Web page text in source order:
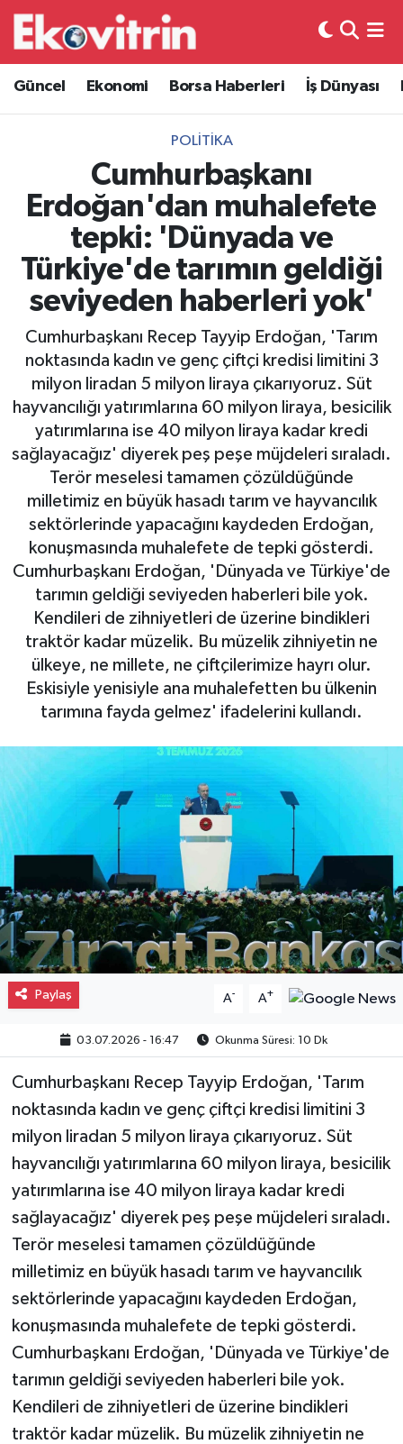
Güncel Ekonomi Borsa Haberleri İş Dünyası
POLITIKA
Cumhurbaşkanı
Erdoğan'dan muhalefete
tepki: 'Dünyada ve
Türkiye'de tarımın geldiği
seviyeden haberleri yok'
Cumhurbaşkanı Recep Tayyip Erdoğan, 'Tarım
noktasında kadın ve genç çiftçi kredisi limitini 3
milyon liradan 5 milyon liraya çıkarıyoruz. Süt
hayvancılığı yatırımlarına 60 milyon liraya, besicilik
yatırımlarına ise 40 milyon liraya kadar kredi
sağlayacağız' diyerek peş peşe müjdeleri sıraladı.
Terör meselesi tamamen çözüldüğünde
milletimiz en büyük hasadı tarım ve hayvancılık
sektörlerinde yapacağını kaydeden Erdoğan,
konuşmasında muhalefete de tepki gösterdi.
Cumhurbaşkanı Erdoğan, 'Dünyada ve Türkiye'de
tarımın geldiği seviyeden haberleri bile yok.
Kendileri de zihniyetleri de üzerine bindikleri
traktör kadar müzelik. Bu müzelik zihniyetin ne
ülkeye, ne millete, ne çiftçilerimize hayrı olur.
Eskisiyle yenisiyle ana muhalefetten bu ülkenin
tarımına fayda gelmez' ifadelerini kullandı.
Paylaş A- A+
03.07.2026 - 16:47 Okunma Süresi: 10 Dk
Cumhurbaşkanı Recep Tayyip Erdoğan, 'Tarım
noktasında kadın ve genç çiftçi kredisi limitini 3
milyon liradan 5 milyon liraya çıkarıyoruz. Süt
hayvancılığı yatırımlarına 60 milyon liraya, besicilik
yatırımlarına ise 40 milyon liraya kadar kredi
sağlayacağız' diyerek peş peşe müjdeleri sıraladı.
Terör meselesi tamamen çözüldüğünde
milletimiz en büyük hasadı tarım ve hayvancılık
sektörlerinde yapacağını kaydeden Erdoğan,
konuşmasında muhalefete de tepki gösterdi.
Cumhurbaşkanı Erdoğan, 'Dünyada ve Türkiye'de
tarımın geldiği seviyeden haberleri bile yok.
Kendileri de zihniyetleri de üzerine bindikleri
traktör kadar müzelik. Bu müzelik zihniyetin ne
Güncel
Ekonomi
Borsa Haberleri
İş Dünyası
Lojistik
Otovitrin
Asayiş
Magazin
Gayrimenkul
Spor
Eğitim
Hava Durumu
Trafik Durumu
Süper Lig Puan Durumu ve Fikstür
Tüm Manşetler
Son Dakika Haberleri
Haber Arşivi